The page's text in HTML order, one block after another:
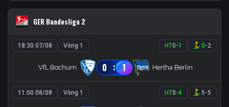
GER Bundesliga 2
18:30 07/08 Vòng 1 HT0-1 5-2
VfL Bochum 0 : 1 Hertha Berlin
11:00 08/08 Vòng 1 HT0-4 5-5